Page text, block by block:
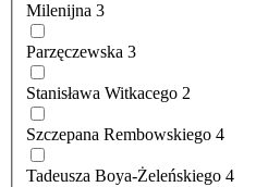
Milenijna 3
Parzęczewska 3
Stanisława Witkacego 2
Szczepana Rembowskiego 4
Tadeusza Boya-Żeleńskiego 4